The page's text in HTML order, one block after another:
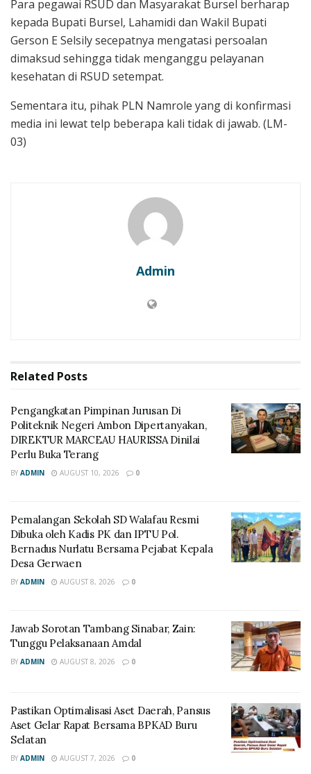
Para pegawai RSUD dan Masyarakat Bursel berharap
kepada Bupati Bursel, Lahamidi dan Wakil Bupati
Gerson E Selsily secepatnya mengatasi persoalan
dimaksud sehingga tidak menganggu pelayanan
kesehatan di RSUD setempat.
Sementara itu, pihak PLN Namrole yang di konfirmasi
media ini lewat telp beberapa kali tidak di jawab. (LM-
03)
Admin
Related Posts
Pengangkatan Pimpinan Jurusan Di
Politeknik Negeri Ambon Dipertanyakan,
DIREKTUR MARCEAU HAURISSA Dinilai
Perlu Buka Terang
BY ADMIN AUGUST 10, 2026 0
Pemalangan Sekolah SD Walafau Resmi
Dibuka oleh Kadis PK dan IPTU Pol.
Bernadus Nurlatu Bersama Pejabat Kepala
Desa Gerwaen
BY ADMIN AUGUST 8, 2026 0
Jawab Sorotan Tambang Sinabar, Zain:
Tunggu Pelaksanaan Amdal
BY ADMIN AUGUST 8, 2026 0
Pastikan Optimalisasi Aset Daerah, Pansus
Aset Gelar Rapat Bersama BPKAD Buru
Selatan
BY ADMIN AUGUST 7, 2026 0